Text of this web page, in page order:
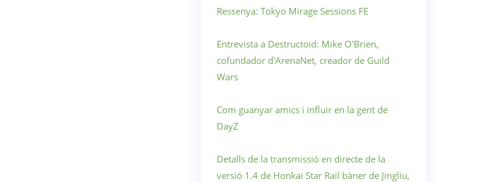
Ressenya: Tokyo Mirage Sessions FE
Entrevista a Destructoid: Mike O'Brien,
cofundador d'ArenaNet, creador de Guild
Wars
Com guanyar amics i influir en la gent de
DayZ
Detalls de la transmissió en directe de la
versió 1.4 de Honkai Star Rail bàner de Jingliu,